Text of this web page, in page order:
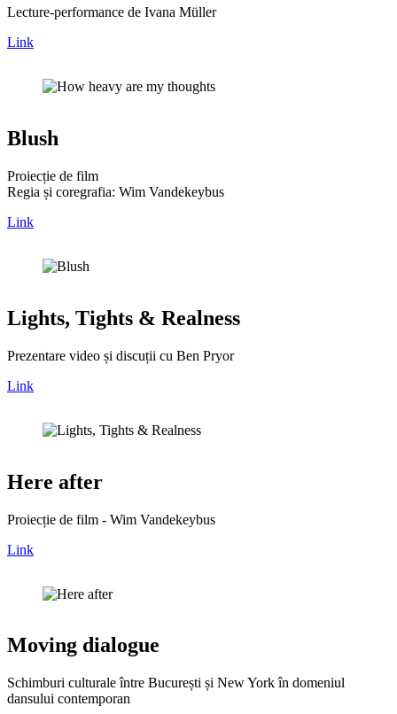
Lecture-performance de Ivana Müller
Link
Blush
Proiecție de film
Regia și coregrafia: Wim Vandekeybus
Link
Lights, Tights & Realness
Prezentare video și discuții cu Ben Pryor
Link
Here after
Proiecție de film - Wim Vandekeybus
Link
Moving dialogue
Schimburi culturale între București și New York în domeniul
dansului contemporan